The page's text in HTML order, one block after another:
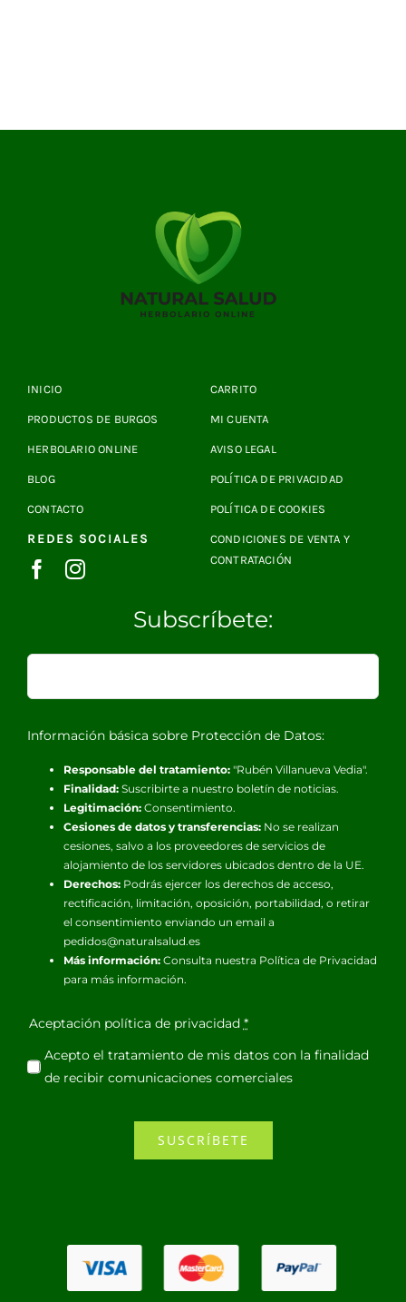
INICIO
PRODUCTOS DE BURGOS
HERBOLARIO ONLINE
BLOG
CONTACTO
REDES SOCIALES
CARRITO
MI CUENTA
AVISO LEGAL
POLÍTICA DE PRIVACIDAD
POLÍTICA DE COOKIES
CONDICIONES DE VENTA Y
CONTRATACIÓN
Subscríbete:
Información básica sobre Protección de Datos:
Responsable del tratamiento:"Rubén Villanueva Vedia".
Finalidad:Suscribirte a nuestro boletín de noticias.
Legitimación:Consentimiento.
Cesiones de datos y transferencias:No se realizan
cesiones, salvo a los proveedores de servicios de
alojamiento de los servidores ubicados dentro de la UE.
Derechos:Podrás ejercer los derechos de acceso,
rectificación, limitación, oposición, portabilidad, o retirar
el consentimiento enviando un email a
pedidos@naturalsalud.es
Más información:Consulta nuestra Política de Privacidad
para más información.
Aceptación política de privacidad *
Acepto el tratamiento de mis datos con la finalidad
de recibir comunicaciones comerciales
SUSCRÍBETE